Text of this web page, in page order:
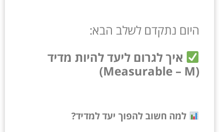
היום נתקדם לשלב הבא:
איך לגרום ליעד להיות מדיד
(Measurable – M)
למה חשוב להפוך יעד למדיד?